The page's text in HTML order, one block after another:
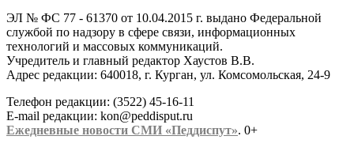
ЭЛ № ФС 77 - 61370 от 10.04.2015 г. выдано Федеральной
службой по надзору в сфере связи, информационных
технологий и массовых коммуникаций.
Учредитель и главный редактор Хаустов В.В.
Адрес редакции: 640018, г. Курган, ул. Комсомольская, 24-9
Телефон редакции: (3522) 45-16-11
E-mail редакции: kon@peddisput.ru
Ежедневные новости СМИ «Педдиспут». 0+